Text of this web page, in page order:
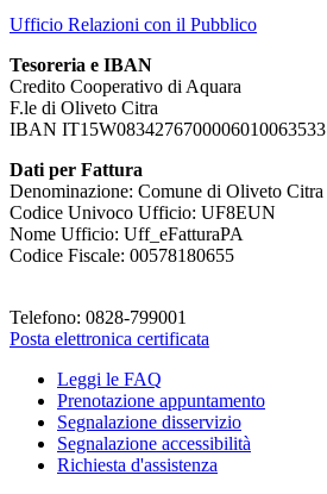
Ufficio Relazioni con il Pubblico
Tesoreria e IBAN
Credito Cooperativo di Aquara
F.le di Oliveto Citra
IBAN IT15W0834276700006010063533
Dati per Fattura
Denominazione: Comune di Oliveto Citra
Codice Univoco Ufficio: UF8EUN
Nome Ufficio: Uff_eFatturaPA
Codice Fiscale: 00578180655
Telefono: 0828-799001
Posta elettronica certificata
Leggi le FAQ
Prenotazione appuntamento
Segnalazione disservizio
Segnalazione accessibilità
Richiesta d'assistenza